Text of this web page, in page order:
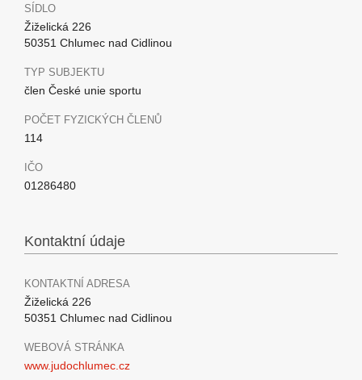
SÍDLO
Žiželická 226
50351 Chlumec nad Cidlinou
TYP SUBJEKTU
člen České unie sportu
POČET FYZICKÝCH ČLENŮ
114
IČO
01286480
Kontaktní údaje
KONTAKTNÍ ADRESA
Žiželická 226
50351 Chlumec nad Cidlinou
WEBOVÁ STRÁNKA
www.judochlumec.cz